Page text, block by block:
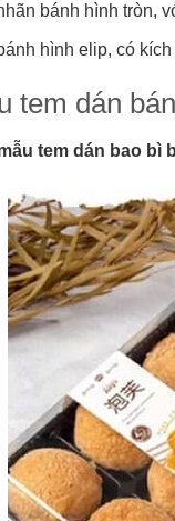
bánh hình tròn,
hình elip, có
tem dán
tem dán bao bì